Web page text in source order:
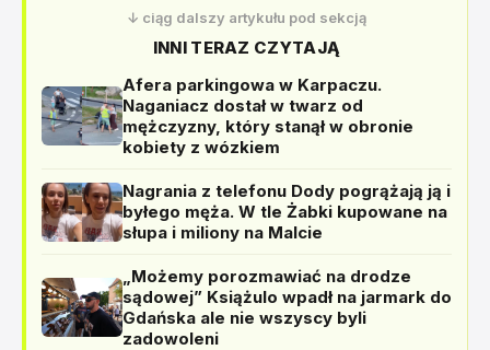
↓ ciąg dalszy artykułu pod sekcją
INNI TERAZ CZYTAJĄ
Afera parkingowa w Karpaczu.
Naganiacz dostał w twarz od
mężczyzny, który stanął w obronie
kobiety z wózkiem
Nagrania z telefonu Dody pogrążają ją i
byłego męża. W tle Żabki kupowane na
słupa i miliony na Malcie
„Możemy porozmawiać na drodze
sądowej” Książulo wpadł na jarmark do
Gdańska ale nie wszyscy byli
zadowoleni